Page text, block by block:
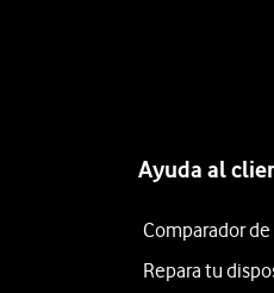
Ayuda al
Comparador
Repara tu